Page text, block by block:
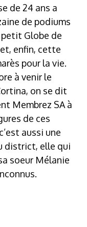
de 24 ans a
de podiums
petit Globe de
enfin, cette
pour la vie.
à venir le
on se dit
Membrez SA à
de ces
aussi une
district, elle qui
soeur Mélanie